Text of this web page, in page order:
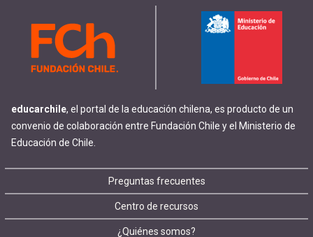
educarchile, el portal de la educación chilena, es producto de un
convenio de colaboración entre Fundación Chile y el Ministerio de
Educación de Chile.
Footer
Preguntas frecuentes
Centro de recursos
¿Quiénes somos?